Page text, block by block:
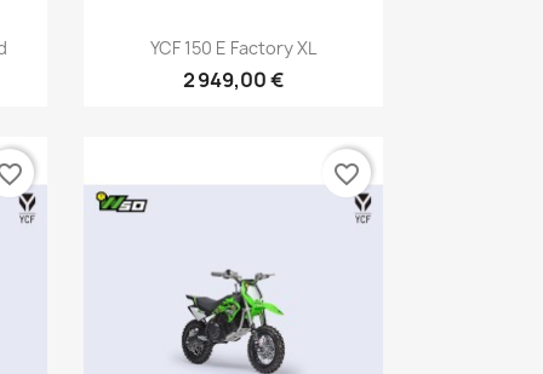
Aperçu rapide
YCF 150 E Factory XL
2 949,00 €
favorite_border